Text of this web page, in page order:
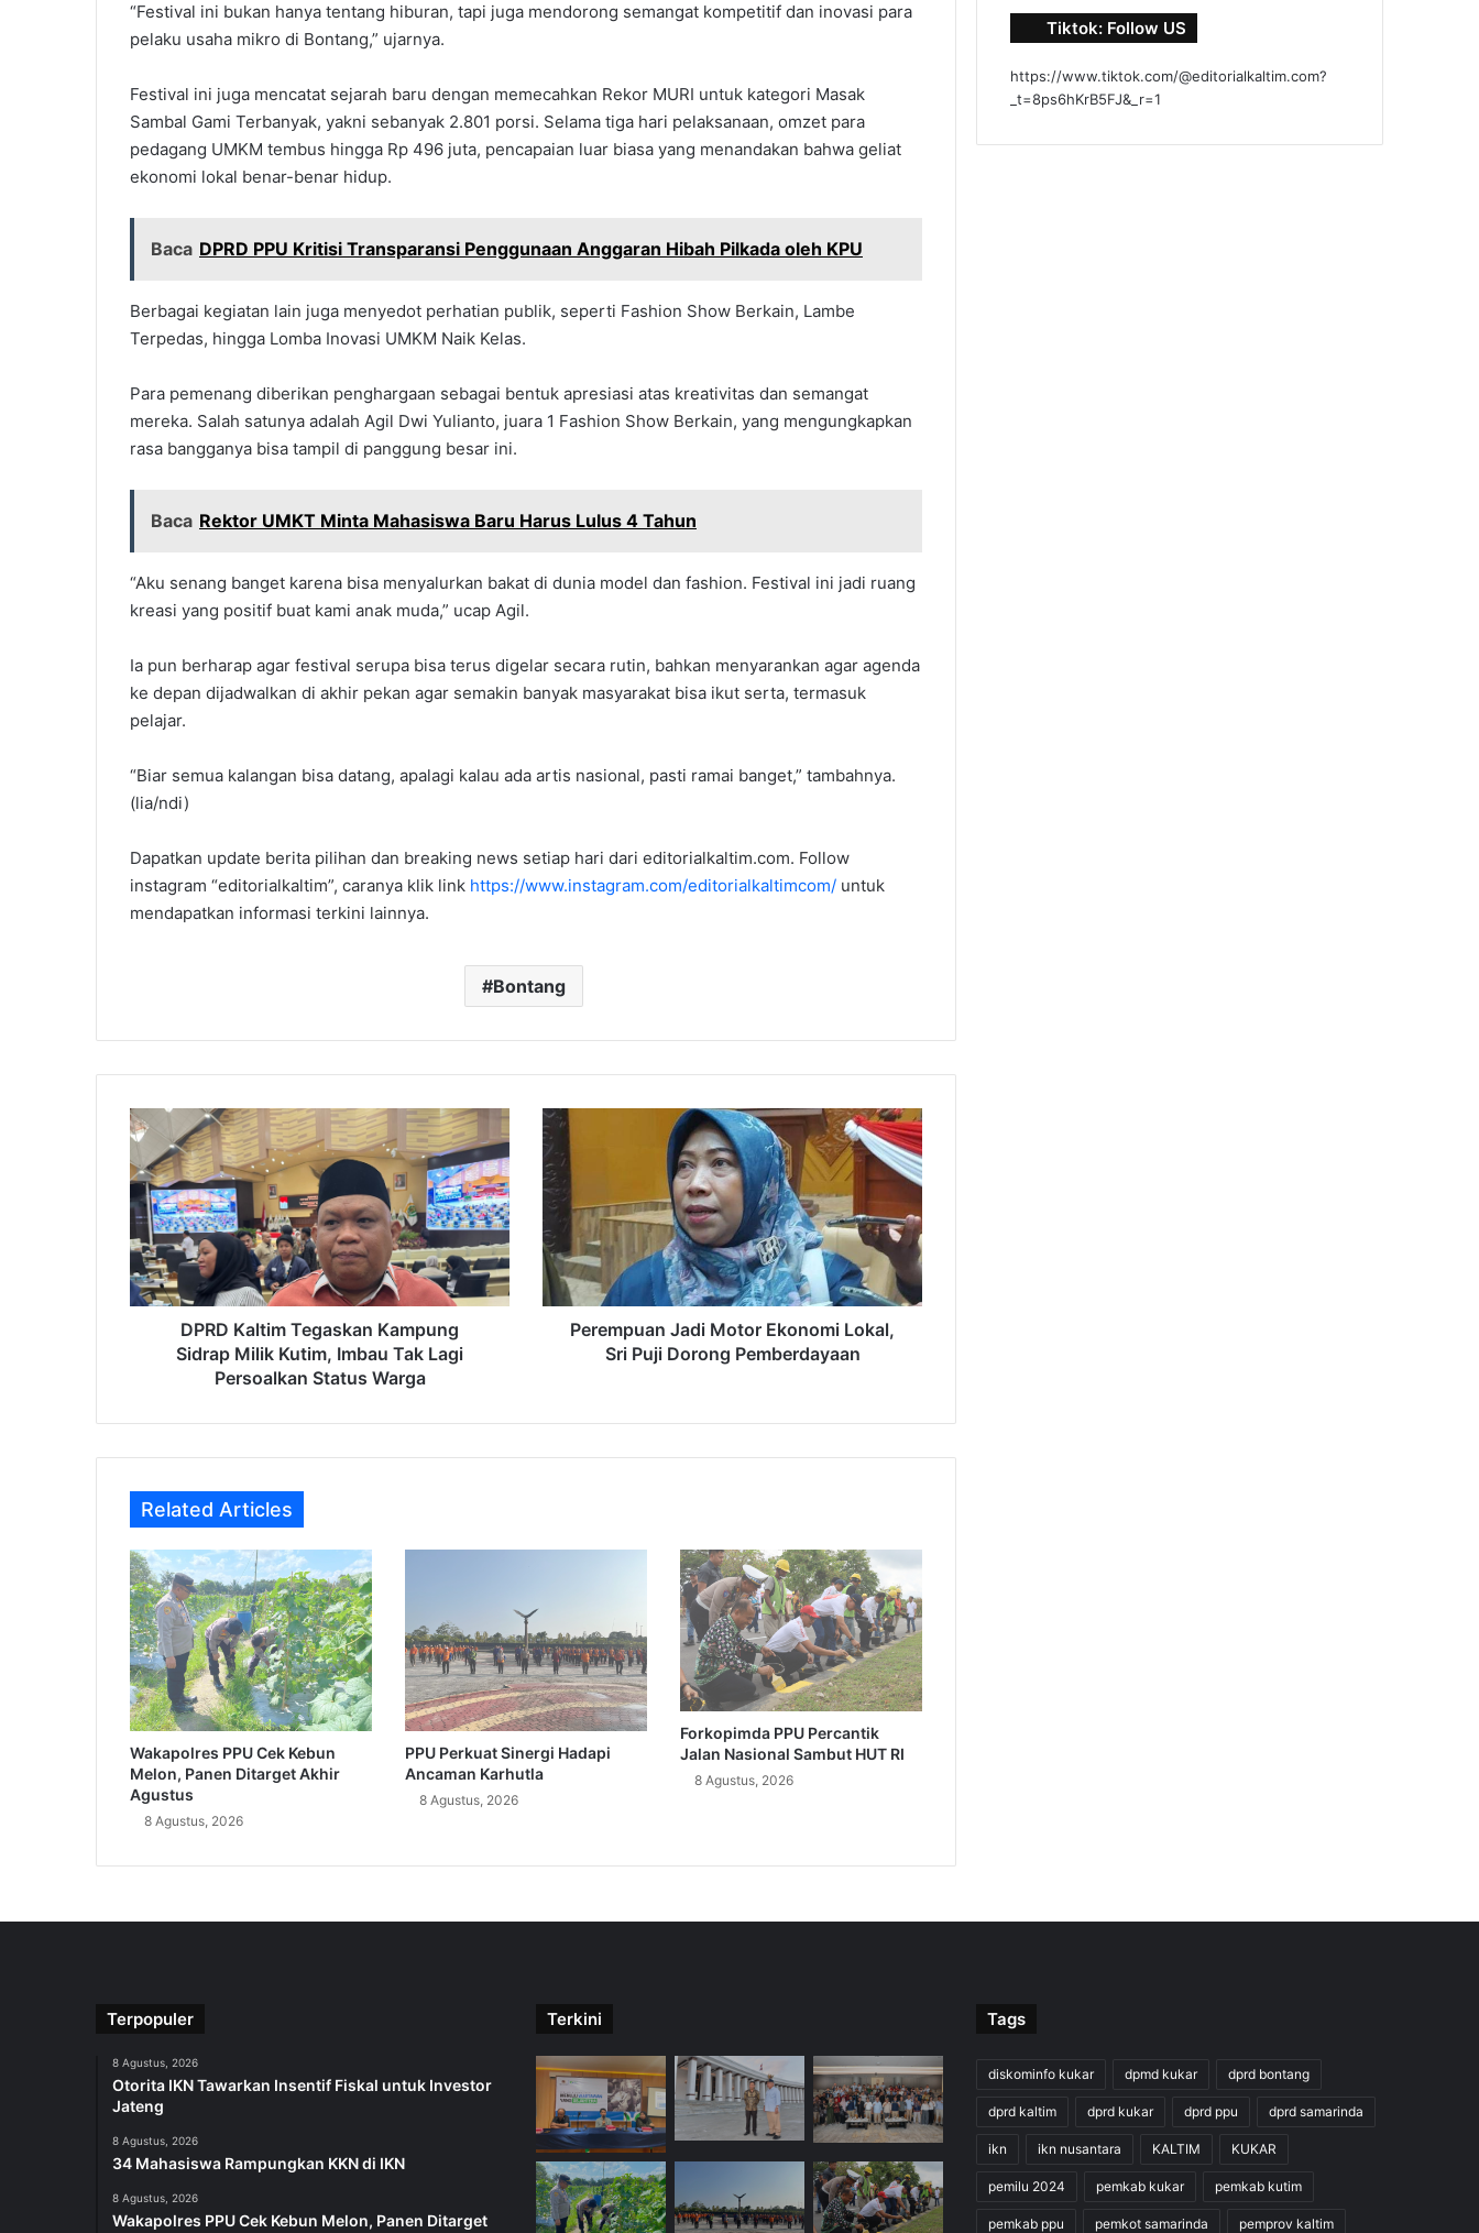
“Festival ini bukan hanya tentang hiburan, tapi juga mendorong semangat kompetitif dan inovasi para
pelaku usaha mikro di Bontang,” ujarnya.
Festival ini juga mencatat sejarah baru dengan memecahkan Rekor MURI untuk kategori Masak
Sambal Gami Terbanyak, yakni sebanyak 2.801 porsi. Selama tiga hari pelaksanaan, omzet para
pedagang UMKM tembus hingga Rp 496 juta, pencapaian luar biasa yang menandakan bahwa geliat
ekonomi lokal benar-benar hidup.
Baca DPRD PPU Kritisi Transparansi Penggunaan Anggaran Hibah Pilkada oleh KPU
Berbagai kegiatan lain juga menyedot perhatian publik, seperti Fashion Show Berkain, Lambe
Terpedas, hingga Lomba Inovasi UMKM Naik Kelas.
Para pemenang diberikan penghargaan sebagai bentuk apresiasi atas kreativitas dan semangat
mereka. Salah satunya adalah Agil Dwi Yulianto, juara 1 Fashion Show Berkain, yang mengungkapkan
rasa bangganya bisa tampil di panggung besar ini.
Baca Rektor UMKT Minta Mahasiswa Baru Harus Lulus 4 Tahun
“Aku senang banget karena bisa menyalurkan bakat di dunia model dan fashion. Festival ini jadi ruang
kreasi yang positif buat kami anak muda,” ucap Agil.
Ia pun berharap agar festival serupa bisa terus digelar secara rutin, bahkan menyarankan agar agenda
ke depan dijadwalkan di akhir pekan agar semakin banyak masyarakat bisa ikut serta, termasuk
pelajar.
“Biar semua kalangan bisa datang, apalagi kalau ada artis nasional, pasti ramai banget,” tambahnya.
(lia/ndi)
Dapatkan update berita pilihan dan breaking news setiap hari dari editorialkaltim.com. Follow
instagram “editorialkaltim”, caranya klik link https://www.instagram.com/editorialkaltimcom/ untuk
mendapatkan informasi terkini lainnya.
Bontang
DPRD
Kaltim
Tegaskan
Kampung
Sidrap
Milik
Kutim,
Imbau
Tak
Persoalkan
DPRD Kaltim Tegaskan Kampung
Sidrap Milik Kutim, Imbau Tak Lagi
Persoalkan Status Warga
Perempuan
Jadi
Motor
Ekonomi
Lokal,
Sri
Puji
Dorong
Pemberdayaan
Perempuan Jadi Motor Ekonomi Lokal,
Sri Puji Dorong Pemberdayaan
Related Articles
Wakapolres PPU Cek Kebun
Melon, Panen Ditarget Akhir
Agustus
8 Agustus, 2026
PPU Perkuat Sinergi Hadapi
Ancaman Karhutla
8 Agustus, 2026
Forkopimda PPU Percantik
Jalan Nasional Sambut HUT RI
8 Agustus, 2026
Tiktok: Follow US
https://www.tiktok.com/@editorialkaltim.com?
_t=8ps6hKrB5FJ&_r=1
Terpopuler
8 Agustus, 2026
Otorita IKN Tawarkan Insentif Fiskal untuk Investor
Jateng
8 Agustus, 2026
34 Mahasiswa Rampungkan KKN di IKN
8 Agustus, 2026
Wakapolres PPU Cek Kebun Melon, Panen Ditarget
Terkini Tags
diskominfo kukar dpmd kukar dprd bontang
dprd kaltim dprd kukar dprd ppu dprd samarinda
ikn ikn nusantara KALTIM KUKAR
pemilu 2024 pemkab kukar pemkab kutim
pemkab ppu pemkot samarinda pemprov kaltim